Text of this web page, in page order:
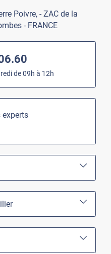
Poivre, - ZAC de la
- FRANCE
de 09h à 12h
experts